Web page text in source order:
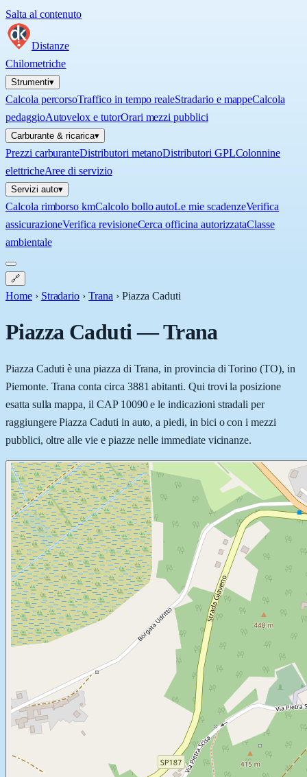
Salta al contenuto
Distanze
Chilometriche
Strumenti▾
Calcola percorsoTraffico in tempo realeStradario e mappeCalcola
pedaggioAutovelox e tutorOrari mezzi pubblici
Carburante & ricarica▾
Prezzi carburanteDistributori metanoDistributori GPLColonnine
elettricheAree di servizio
Servizi auto▾
Calcola rimborso kmCalcolo bollo autoLe mie scadenzeVerifica
assicurazioneVerifica revisioneCerca officina autorizzataClasse
ambientale
🔗
Home › Stradario › Trana › Piazza Caduti
Piazza Caduti—Trana
Piazza Caduti è una piazza di Trana, in provincia di Torino (TO), in
Piemonte. Trana conta circa 3881 abitanti. Qui trovi la posizione
esatta sulla mappa, il CAP 10090 e le indicazioni stradali per
raggiungere Piazza Caduti in auto, a piedi, in bici o con i mezzi
pubblici, oltre alle vie e piazze nelle immediate vicinanze.